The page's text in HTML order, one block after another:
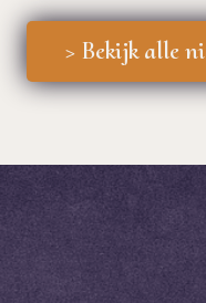
> Bekijk alle